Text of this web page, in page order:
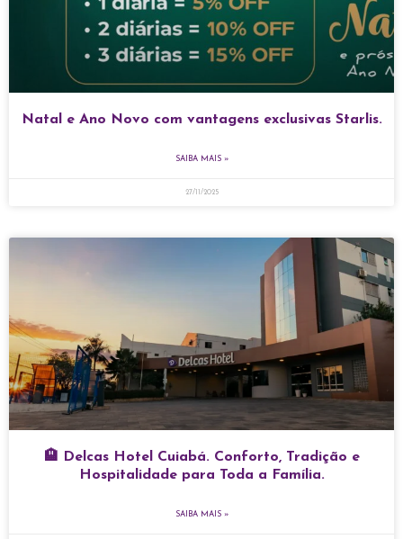
Natal e Ano Novo com vantagens exclusivas Starlis.
SAIBA MAIS »
27/11/2025
🏨 Delcas Hotel Cuiabá. Conforto, Tradição e
Hospitalidade para Toda a Família.
SAIBA MAIS »